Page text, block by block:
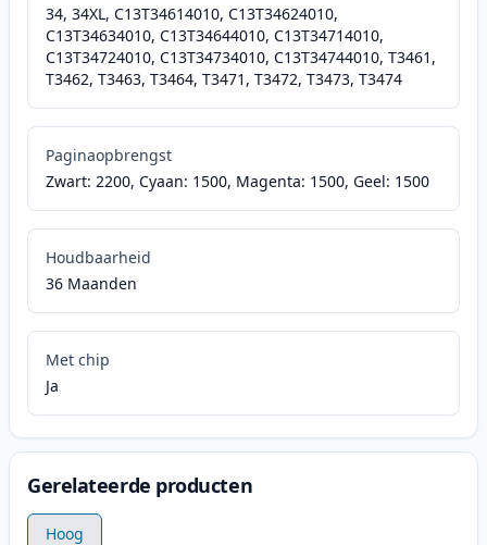
34, 34XL, C13T34614010, C13T34624010,
C13T34634010, C13T34644010, C13T34714010,
C13T34724010, C13T34734010, C13T34744010, T3461,
T3462, T3463, T3464, T3471, T3472, T3473, T3474
Paginaopbrengst
Zwart: 2200, Cyaan: 1500, Magenta: 1500, Geel: 1500
Houdbaarheid
36 Maanden
Met chip
Ja
Gerelateerde producten
Hoog